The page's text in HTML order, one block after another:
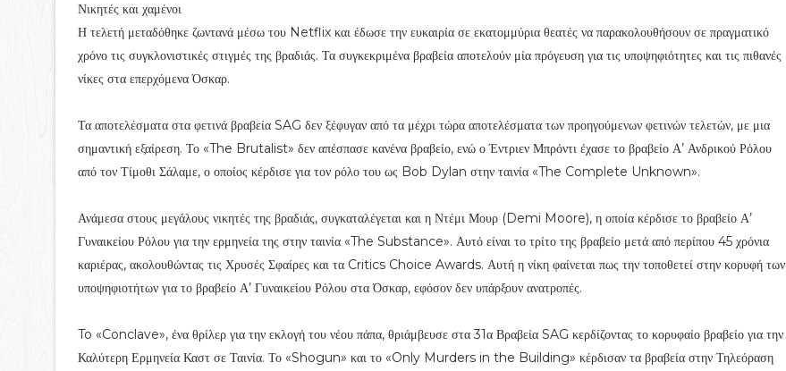
Νικητές και χαμένοι
Η τελετή μεταδόθηκε ζωντανά μέσω του Netflix και έδωσε την ευκαιρία σε εκατομμύρια θεατές να παρακολουθήσουν σε πραγματικό
χρόνο τις συγκλονιστικές στιγμές της βραδιάς. Τα συγκεκριμένα βραβεία αποτελούν μία πρόγευση για τις υποψηφιότητες και τις πιθανές
νίκες στα επερχόμενα Όσκαρ.
Τα αποτελέσματα στα φετινά βραβεία SAG δεν ξέφυγαν από τα μέχρι τώρα αποτελέσματα των προηγούμενων φετινών τελετών, με μια
σημαντική εξαίρεση. Το «The Brutalist» δεν απέσπασε κανένα βραβείο, ενώ ο Έντριεν Μπρόντι έχασε το βραβείο Α’ Ανδρικού Ρόλου
από τον Τίμοθι Σάλαμε, ο οποίος κέρδισε για τον ρόλο του ως Bob Dylan στην ταινία «The Complete Unknown».
Ανάμεσα στους μεγάλους νικητές της βραδιάς, συγκαταλέγεται και η Ντέμι Μουρ (Demi Moore), η οποία κέρδισε το βραβείο Α’
Γυναικείου Ρόλου για την ερμηνεία της στην ταινία «The Substance». Αυτό είναι το τρίτο της βραβείο μετά από περίπου 45 χρόνια
καριέρας, ακολουθώντας τις Χρυσές Σφαίρες και τα Critics Choice Awards. Αυτή η νίκη φαίνεται πως την τοποθετεί στην κορυφή των
υποψηφιοτήτων για το βραβείο Α’ Γυναικείου Ρόλου στα Όσκαρ, εφόσον δεν υπάρξουν ανατροπές.
To «Conclave», ένα θρίλερ για την εκλογή του νέου πάπα, θριάμβευσε στα 31α Βραβεία SAG κερδίζοντας το κορυφαίο βραβείο για την
Καλύτερη Ερμηνεία Καστ σε Ταινία. Το «Shogun» και το «Only Murders in the Building» κέρδισαν τα βραβεία στην Τηλεόραση